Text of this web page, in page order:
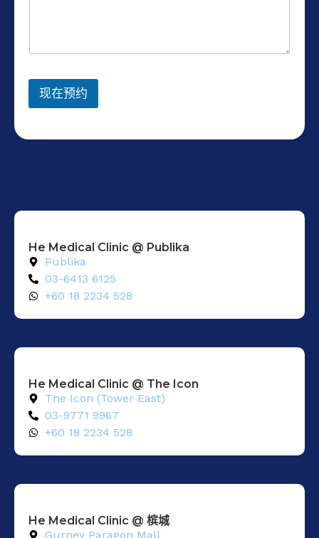
现在预约
He Medical Clinic @ Publika
Publika
03-6413 6125
+60 18 2234 528
He Medical Clinic @ The Icon
The Icon (Tower East)
03-9771 9967
+60 18 2234 528
He Medical Clinic @ 槟城
Gurney Paragon Mall